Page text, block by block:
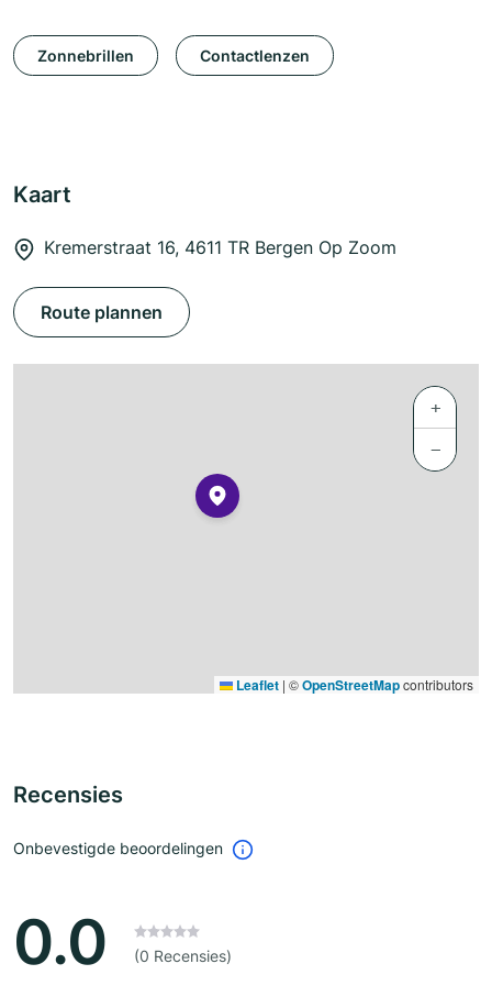
Zonnebrillen Contactlenzen
Kaart
Kremerstraat 16, 4611 TR Bergen Op Zoom
Route plannen
+
−
Leaflet | ©OpenStreetMapcontributors
Recensies
Onbevestigde beoordelingen
0.0 (0 Recensies)